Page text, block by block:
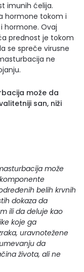
imunih ćelija.
hormone tokom i
hormone. Ovaj
prednost je tokom
se spreče virusne
ne
može da
san, niži
može
belih krvnih
dokaza da
ili da deluje kao
koje ga
uravnotežene
da
života, ali ne